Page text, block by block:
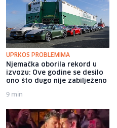
UPRKOS PROBLEMIMA
Njemačka oborila rekord u
izvozu: Ove godine se desilo
ono što dugo nije zabilježeno
9 min